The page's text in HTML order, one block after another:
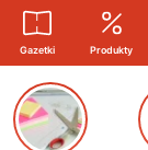
Gazetki Produkty